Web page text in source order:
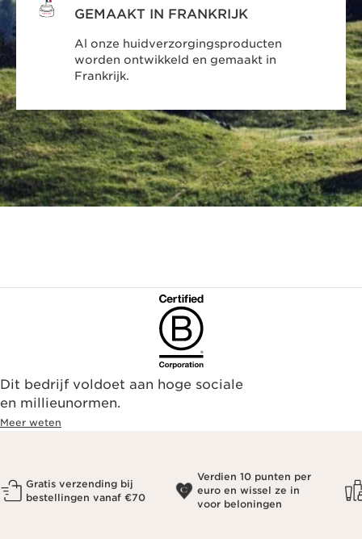
GEMAAKT IN FRANKRIJK
Al onze huidverzorgingsproducten
worden ontwikkeld en gemaakt in
Frankrijk.
Dit bedrijf voldoet aan hoge sociale
en millieunormen.
Meer weten
Gratis verzending bij
bestellingen vanaf €70
Verdien 10 punten per
euro en wissel ze in
voor beloningen